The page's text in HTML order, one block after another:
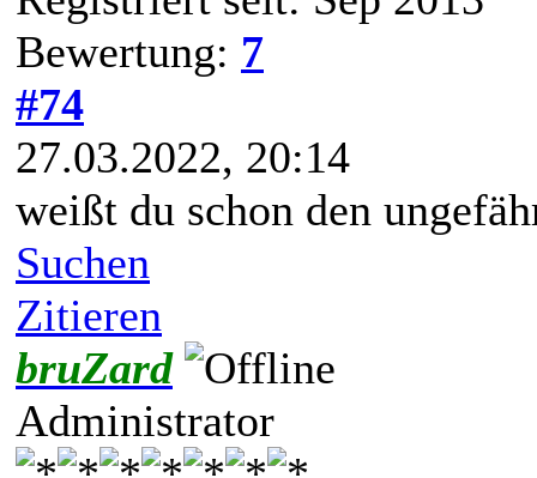
Bewertung: 7
#74
27.03.2022, 20:14
weißt du schon den
Suchen
Zitieren
bruZard
Administrator